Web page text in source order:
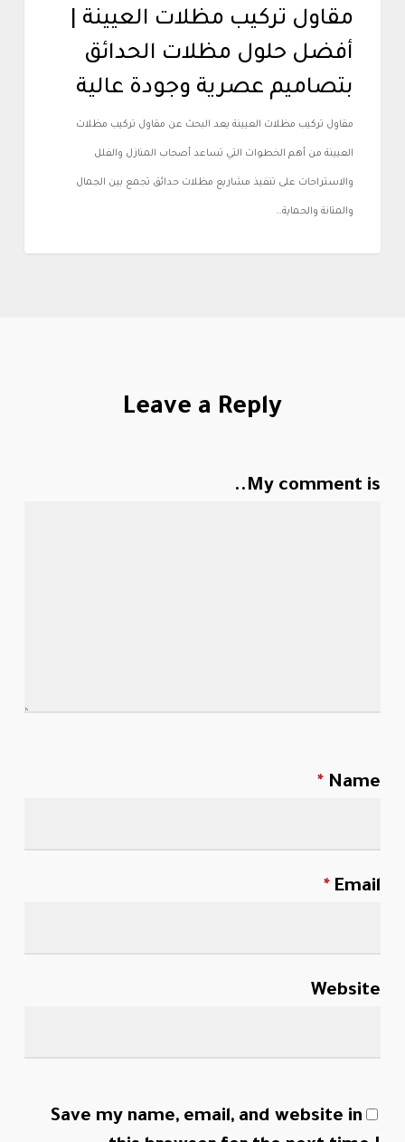
مقاول تركيب مظلات العيينة |
أفضل حلول مظلات الحدائق
بتصاميم عصرية وجودة عالية
مقاول تركيب مظلات العيينة يعد البحث عن مقاول تركيب مظلات
العيينة من أهم الخطوات التي تساعد أصحاب المنازل والفلل
والاستراحات على تنفيذ مشاريع مظلات حدائق تجمع بين الجمال
والمتانة والحماية…
Leave a Reply
My comment is..
Name
*
Email
*
Website
Save my name, email, and website in